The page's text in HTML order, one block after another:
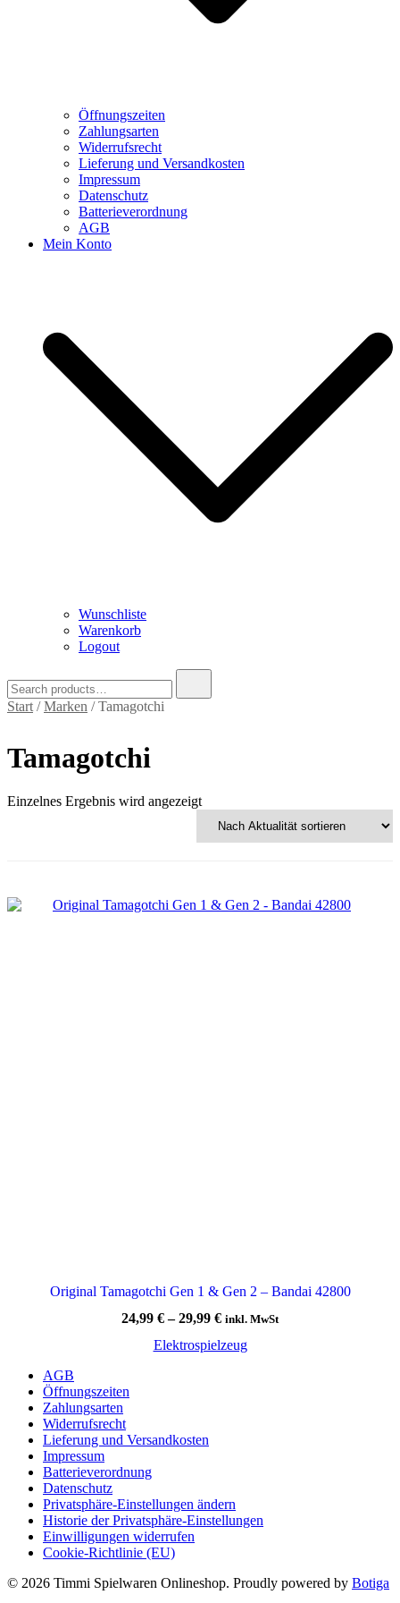
Öffnungszeiten
Zahlungsarten
Widerrufsrecht
Lieferung und Versandkosten
Impressum
Datenschutz
Batterieverordnung
AGB
Mein Konto
Wunschliste
Warenkorb
Logout
for:
Start /Marken / Tamagotchi
Tamagotchi
Einzelnes Ergebnis wird angezeigt
Original Tamagotchi Gen 1 & Gen 2 – Bandai 42800
24,99 €–29,99 € inkl. MwSt
Elektrospielzeug
AGB
Öffnungszeiten
Zahlungsarten
Widerrufsrecht
Lieferung und Versandkosten
Impressum
Batterieverordnung
Datenschutz
Privatsphäre-Einstellungen ändern
Historie der Privatsphäre-Einstellungen
Einwilligungen widerrufen
Cookie-Richtlinie (EU)
© 2026 Timmi Spielwaren Onlineshop. Proudly powered by Botiga